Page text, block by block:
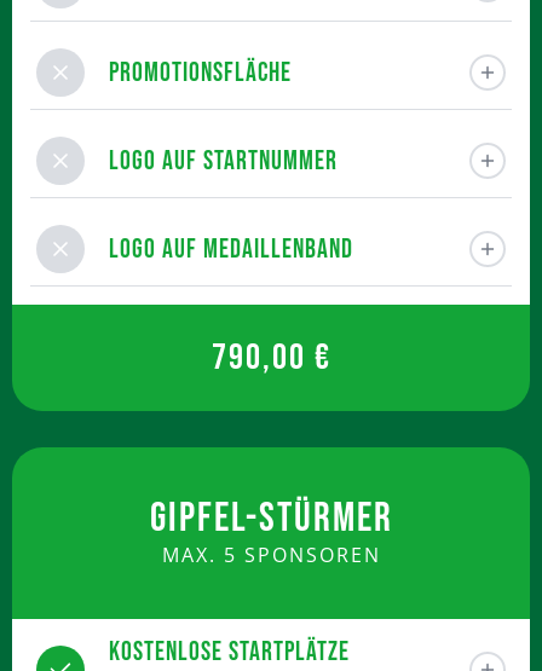
Promotionsfläche
Logo auf Startnummer
Logo auf Medaillenband
790,00 €
GIPFEL-STÜRMER
MAX. 5 SPONSOREN
Kostenlose Startplätze